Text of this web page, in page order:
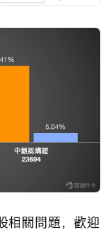
相關問題，歡迎